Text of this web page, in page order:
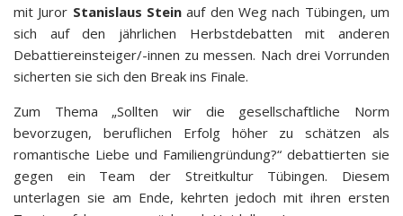
mit Juror Stanislaus Stein auf den Weg nach Tübingen, um
sich auf den jährlichen Herbstdebatten mit anderen
Debattiereinsteiger/-innen zu messen. Nach drei Vorrunden
sicherten sie sich den Break ins Finale.
Zum Thema „Sollten wir die gesellschaftliche Norm
bevorzugen, beruflichen Erfolg höher zu schätzen als
romantische Liebe und Familiengründung?“ debattierten sie
gegen ein Team der Streitkultur Tübingen. Diesem
unterlagen sie am Ende, kehrten jedoch mit ihren ersten